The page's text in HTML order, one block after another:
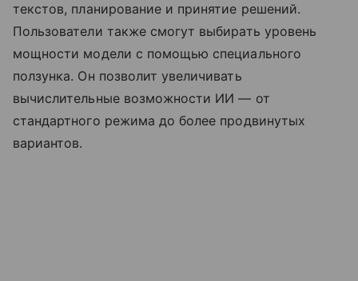
текстов, планирование и принятие решений.
Пользователи также смогут выбирать уровень
мощности модели с помощью специального
ползунка. Он позволит увеличивать
вычислительные возможности ИИ — от
стандартного режима до более продвинутых
вариантов.